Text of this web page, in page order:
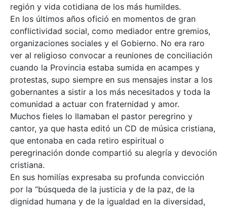
región y vida cotidiana de los más humildes.
En los últimos años ofició en momentos de gran
conflictividad social, como mediador entre gremios,
organizaciones sociales y el Gobierno. No era raro
ver al religioso convocar a reuniones de conciliación
cuando la Provincia estaba sumida en acampes y
protestas, supo siempre en sus mensajes instar a los
gobernantes a sistir a los más necesitados y toda la
comunidad a actuar con fraternidad y amor.
Muchos fieles lo llamaban el pastor peregrino y
cantor, ya que hasta editó un CD de música cristiana,
que entonaba en cada retiro espiritual o
peregrinación donde compartió su alegría y devoción
cristiana.
En sus homilías expresaba su profunda convicción
por la “búsqueda de la justicia y de la paz, de la
dignidad humana y de la igualdad en la diversidad,